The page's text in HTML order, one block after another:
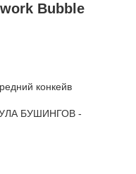
Bubble
конкейв
БУШИНГОВ -